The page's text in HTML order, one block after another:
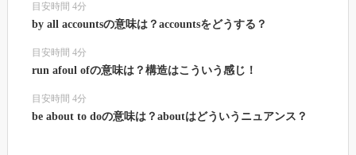
目安時間 4分
by all accountsの意味は？accountsをどうする？
目安時間 4分
run afoul ofの意味は？構造はこういう感じ！
目安時間 4分
be about to doの意味は？aboutはどういうニュアンス？